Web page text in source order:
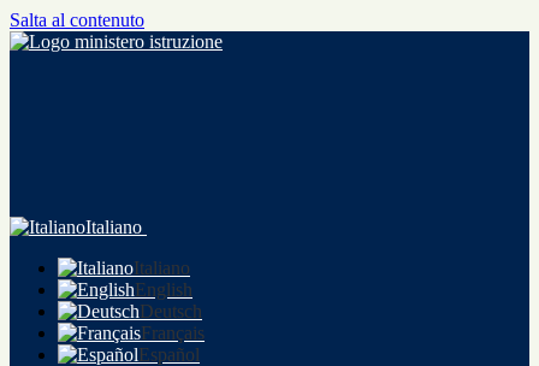
Salta al contenuto
Italiano
Italiano
English
Deutsch
Français
Español